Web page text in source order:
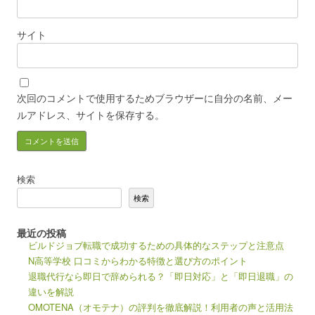
サイト
次回のコメントで使用するためブラウザーに自分の名前、メー
ルアドレス、サイトを保存する。
検索
検索
最近の投稿
ビルドジョブ転職で成功するための具体的なステップと注意点
N高等学校 口コミからわかる特徴と選び方のポイント
退職代行なら即日で辞められる？「即日対応」と「即日退職」の
違いを解説
OMOTENA（オモテナ）の評判を徹底解説！利用者の声と活用法